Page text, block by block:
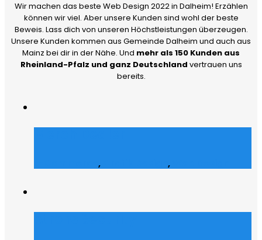
Wir machen das beste Web Design 2022 in Dalheim! Erzählen
können wir viel. Aber unsere Kunden sind wohl der beste
Beweis. Lass dich von unseren Höchstleistungen überzeugen.
Unsere Kunden kommen aus Gemeinde Dalheim und auch aus
Mainz bei dir in der Nähe. Und mehr als 150 Kunden aus
Rheinland-Pfalz und ganz Deutschland vertrauen uns
bereits.
, ,